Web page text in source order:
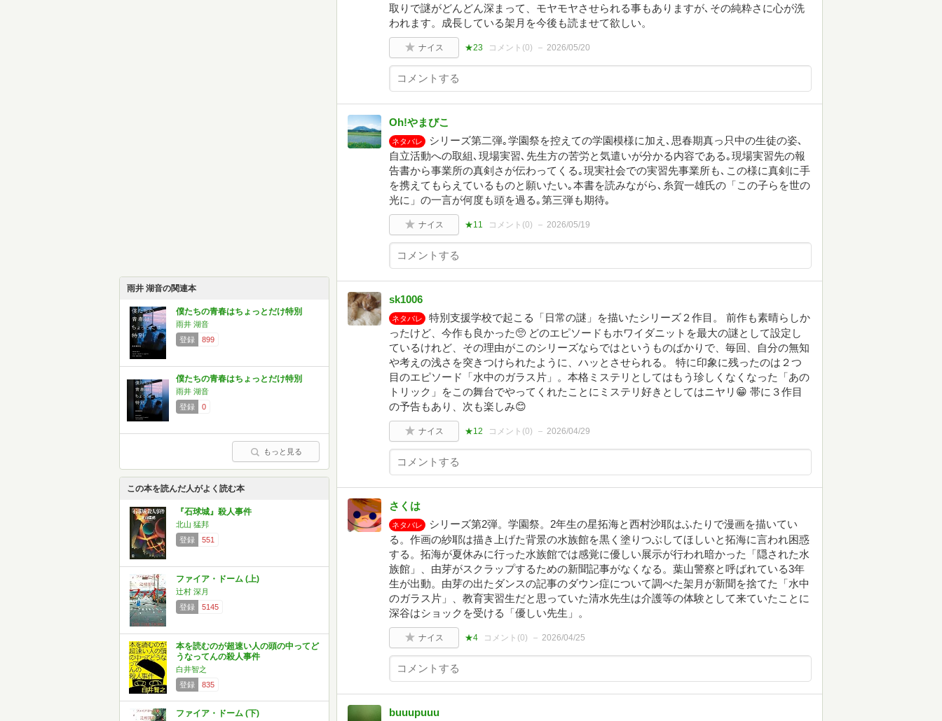
雨井 湖音の関連本
僕たちの青春はちょっとだけ特別
雨井 湖音
登録
899
僕たちの青春はちょっとだけ特別
雨井 湖音
登録
0
もっと見る
この本を読んだ人がよく読む本
『石球城』殺人事件
北山 猛邦
登録
551
ファイア・ドーム (上)
辻村 深月
登録
5145
本を読むのが超速い人の頭の中ってど
うなってんの殺人事件
白井智之
登録
835
ファイア・ドーム (下)
取りで謎がどんどん深まって、モヤモヤさせられる事もありますが､その純粋さに心が洗
われます。成長している架月を今後も読ませて欲しい。
ナイス ★23 コメント(0) 2026/05/20
Oh!やまびこ
ネタバレ
シリーズ第二弾｡学園祭を控えての学園模様に加え､思春期真っ只中の生徒の姿､
自立活動への取組､現場実習､先生方の苦労と気遣いが分かる内容である｡現場実習先の報
告書から事業所の真剣さが伝わってくる｡現実社会での実習先事業所も､この様に真剣に手
を携えてもらえているものと願いたい｡本書を読みながら､糸賀一雄氏の「この子らを世の
光に」の一言が何度も頭を過る｡第三弾も期待｡
ナイス ★11 コメント(0) 2026/05/19
sk1006
ネタバレ
特別支援学校で起こる「日常の謎」を描いたシリーズ２作目。 前作も素晴らしか
ったけど、今作も良かった🥺 どのエピソードもホワイダニットを最大の謎として設定し
ているけれど、その理由がこのシリーズならではというものばかりで、毎回、自分の無知
や考えの浅さを突きつけられたように、ハッとさせられる。 特に印象に残ったのは２つ
目のエピソード「水中のガラス片」。本格ミステリとしてはもう珍しくなくなった「あの
トリック」をこの舞台でやってくれたことにミステリ好きとしてはニヤリ😁 帯に３作目
の予告もあり、次も楽しみ😊
ナイス ★12 コメント(0) 2026/04/29
さくは
ネタバレ
シリーズ第2弾。学園祭。2年生の星拓海と西村沙耶はふたりで漫画を描いてい
る。作画の紗耶は描き上げた背景の水族館を黒く塗りつぶしてほしいと拓海に言われ困惑
する。拓海が夏休みに行った水族館では感覚に優しい展示が行われ暗かった「隠された水
族館」、由芽がスクラップするための新聞記事がなくなる。葉山警察と呼ばれている3年
生が出動。由芽の出たダンスの記事のダウン症について調べた架月が新聞を捨てた「水中
のガラス片」、教育実習生だと思っていた清水先生は介護等の体験として来ていたことに
深谷はショックを受ける「優しい先生」。
ナイス ★4 コメント(0) 2026/04/25
buuupuuu